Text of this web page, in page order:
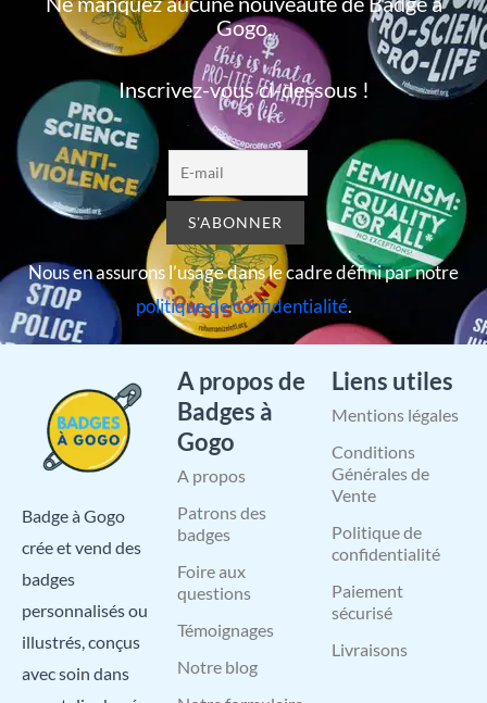
Gogo,
Inscrivez-vous ci-dessous !
Nous en assurons l’usage dans le cadre défini par notre
politique de confidentialité.
Badge à Gogo
crée et vend des
badges
personnalisés ou
illustrés, conçus
avec soin dans
A propos de
Badges à
Gogo
A propos
Patrons des
badges
Foire aux
questions
Témoignages
Notre blog
Liens utiles
Mentions légales
Conditions
Générales de
Vente
Politique de
confidentialité
Paiement
sécurisé
Livraisons